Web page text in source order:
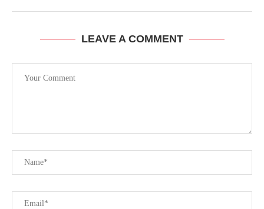
LEAVE A COMMENT